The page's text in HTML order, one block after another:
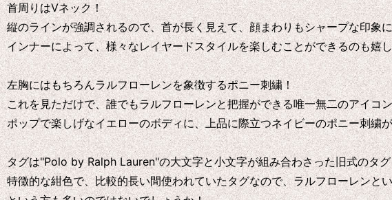
首周りはVネック！
縦のラインが強調されるので、首が長く見えて、顔まわりもシャープな印象
インナーによって、様々なレイヤードスタイルを楽しむことができるのも嬉
左胸にはもちろんラルフローレンを象徴するポニー刺繍！
これを見ただけで、誰でもラルフローレンと把握ができる唯一無二のアイコ
ポップで楽しげなイエローのボディに、上品に際立つネイビーのポニー刺繍
タグは"Polo by Ralph Lauren"の大文字と小文字が組み合わさった旧式のタ
特徴的な紺色で、比較的長い間使われていたタグなので、ラルフローレンと